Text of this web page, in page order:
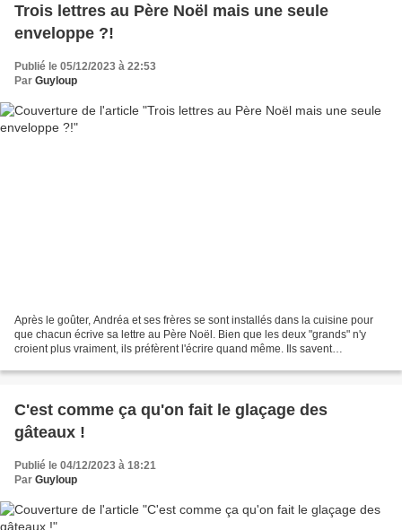
Trois lettres au Père Noël mais une seule
enveloppe ?!
Publié le 05/12/2023 à 22:53
Par Guyloup
Après le goûter, Andréa et ses frères se sont installés dans la cuisine pour
que chacun écrive sa lettre au Père Noël. Bien que les deux "grands" n'y
croient plus vraiment, ils préfèrent l'écrire quand même. Ils savent
C'est comme ça qu'on fait le glaçage des
gâteaux !
Publié le 04/12/2023 à 18:21
Par Guyloup